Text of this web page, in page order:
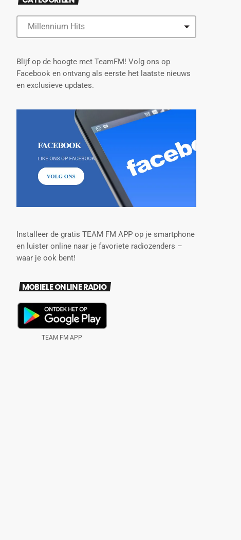
Blijf op de hoogte met TeamFM! Volg ons op
Facebook en ontvang als eerste het laatste nieuws
en exclusieve updates.
Installeer de gratis TEAM FM APP op je smartphone
en luister online naar je favoriete radiozenders –
waar je ook bent!
MOBIELE ONLINE RADIO
TEAM FM APP